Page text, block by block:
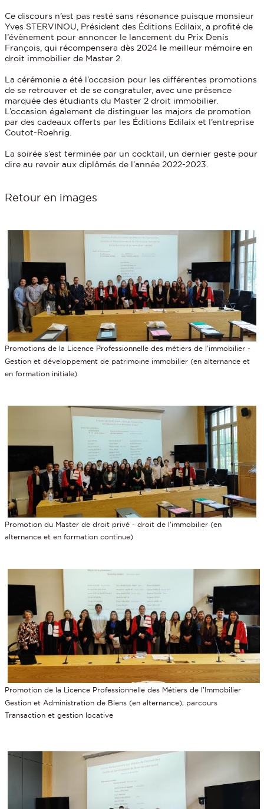
Ce discours n’est pas resté sans résonance puisque monsieur
Yves STERVINOU, Président des Éditions Edilaix, a profité de
l’évènement pour annoncer le lancement du Prix Denis
François, qui récompensera dès 2024 le meilleur mémoire en
droit immobilier de Master 2.
La cérémonie a été l’occasion pour les différentes promotions
de se retrouver et de se congratuler, avec une présence
marquée des étudiants du Master 2 droit immobilier.
L’occasion également de distinguer les majors de promotion
par des cadeaux offerts par les Éditions Edilaix et l’entreprise
Coutot-Roehrig.
La soirée s’est terminée par un cocktail, un dernier geste pour
dire au revoir aux diplômés de l’année 2022-2023.
Retour en images
Promotions de la Licence Professionnelle des métiers de l'immobilier -
Gestion et développement de patrimoine immobilier (en alternance et
en formation initiale)
Promotion du Master de droit privé - droit de l'immobilier (en
alternance et en formation continue)
Promotion de la Licence Professionnelle des Métiers de l’Immobilier
Gestion et Administration de Biens (en alternance), parcours
Transaction et gestion locative